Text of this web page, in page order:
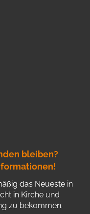
bleiben?
das Neueste in
in Kirche und
zu bekommen.